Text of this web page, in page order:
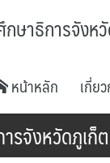
ษาธิการจังห
หน้าหลัก เกี่ย
รจังหวัดภูเ